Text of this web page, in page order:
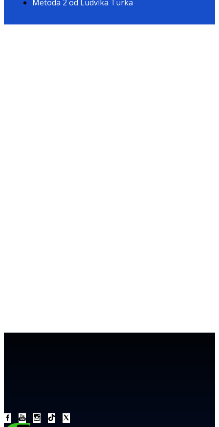
Metoda 2 od Ludvíka Turka